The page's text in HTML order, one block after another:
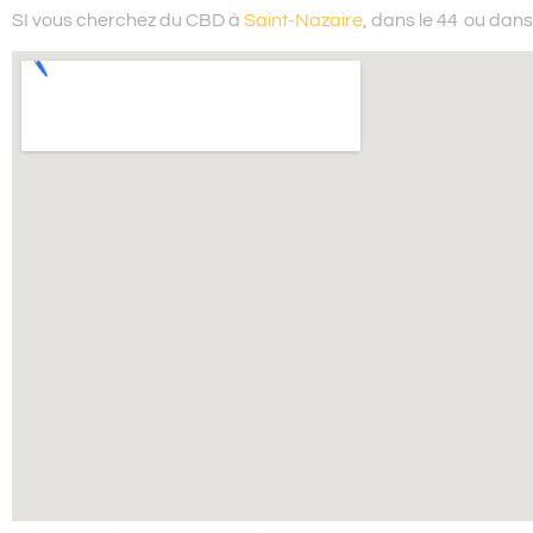
SI vous cherchez du CBD à Saint-Nazaire , dans le 44 ou